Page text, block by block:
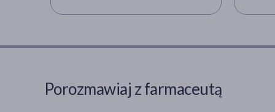
dokładnie wyjaśnione, choć wiadomo,
niedoborem żelaza lub przyjmowaniem
Porozmawiaj z farmaceutą